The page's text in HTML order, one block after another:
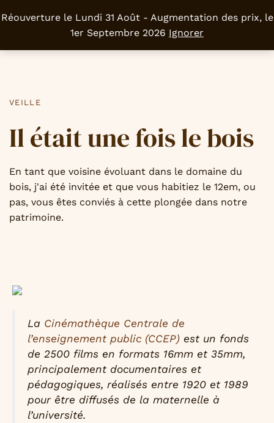
Réouverture le Lundi 31 Août - Augmentation des prix, le
1er Septembre 2026 Ignorer
0
VEILLE
Il était une fois le bois
En tant que voisine évoluant dans le domaine du
bois, j'ai été invitée et que vous habitiez le 12em, ou
pas, vous êtes conviés à cette plongée dans notre
patrimoine.
La Cinémathèque Centrale de
l’enseignement public (CCEP) est un fonds
de 2500 films en formats 16mm et 35mm,
principalement documentaires et
pédagogiques, réalisés entre 1920 et 1989
pour être diffusés de la maternelle à
l’université.